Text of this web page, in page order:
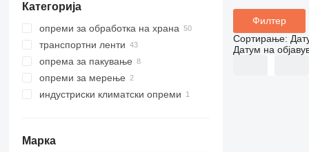
Категорија
опреми за обработка на храна
опреми за преработка на
транспортни ленти
земјоделски транспортна ленти
опрема за пакување
машини за полнење со мерење
полначи на контејнери
опреми за мерење
бункер ваги
индустриски климатски опреми
Марка
Филтер
Сортирање:
Датум на